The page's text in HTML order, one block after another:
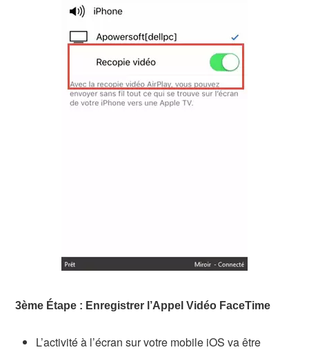
3ème Étape : Enregistrer l’Appel Vidéo FaceTime
L’activité à l’écran sur votre mobile iOS va être